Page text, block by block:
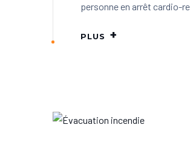
personne en arrêt cardio-
PLUS